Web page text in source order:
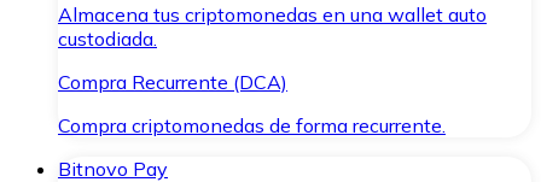
Almacena tus criptomonedas en una wallet auto
custodiada.
Compra Recurrente (DCA)
Compra criptomonedas de forma recurrente.
Bitnovo Pay